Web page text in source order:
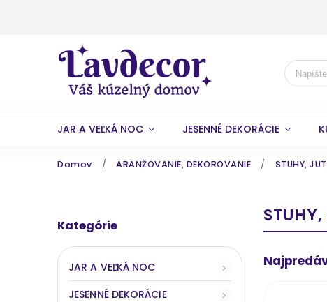
JAR A VEĽKÁ NOC JESENNÉ DEKORÁCIE
Domov / ARANŽOVANIE, DEKOROVANIE / STUHY,
Kategórie
JAR A VEĽKÁ NOC
JESENNÉ DEKORÁCIE